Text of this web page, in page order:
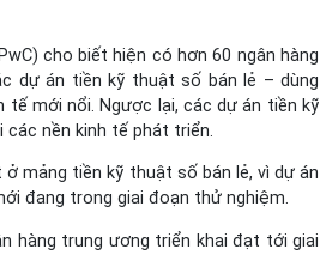
cho biết hiện có hơn 60 ngân hàng
dự án tiền kỹ thuật số bán lẻ – dùng
mới nổi. Ngược lại, các dự án tiền kỹ
nền kinh tế phát triển.
mảng tiền kỹ thuật số bán lẻ, vì dự án
đang trong giai đoạn thử nghiệm.
hàng trung ương triển khai đạt tới giai